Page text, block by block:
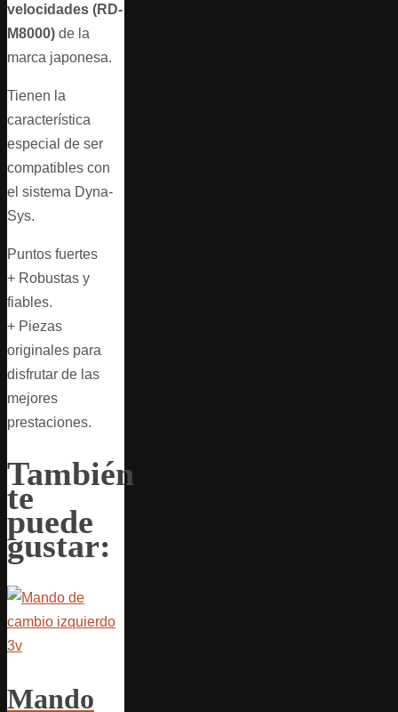
velocidades (RD-
M8000) de la
marca japonesa.
Tienen la
característica
especial de ser
compatibles con
el sistema Dyna-
Sys.
Puntos fuertes
+ Robustas y
fiables.
+ Piezas
originales para
disfrutar de las
mejores
prestaciones.
También
te
puede
gustar:
Mando